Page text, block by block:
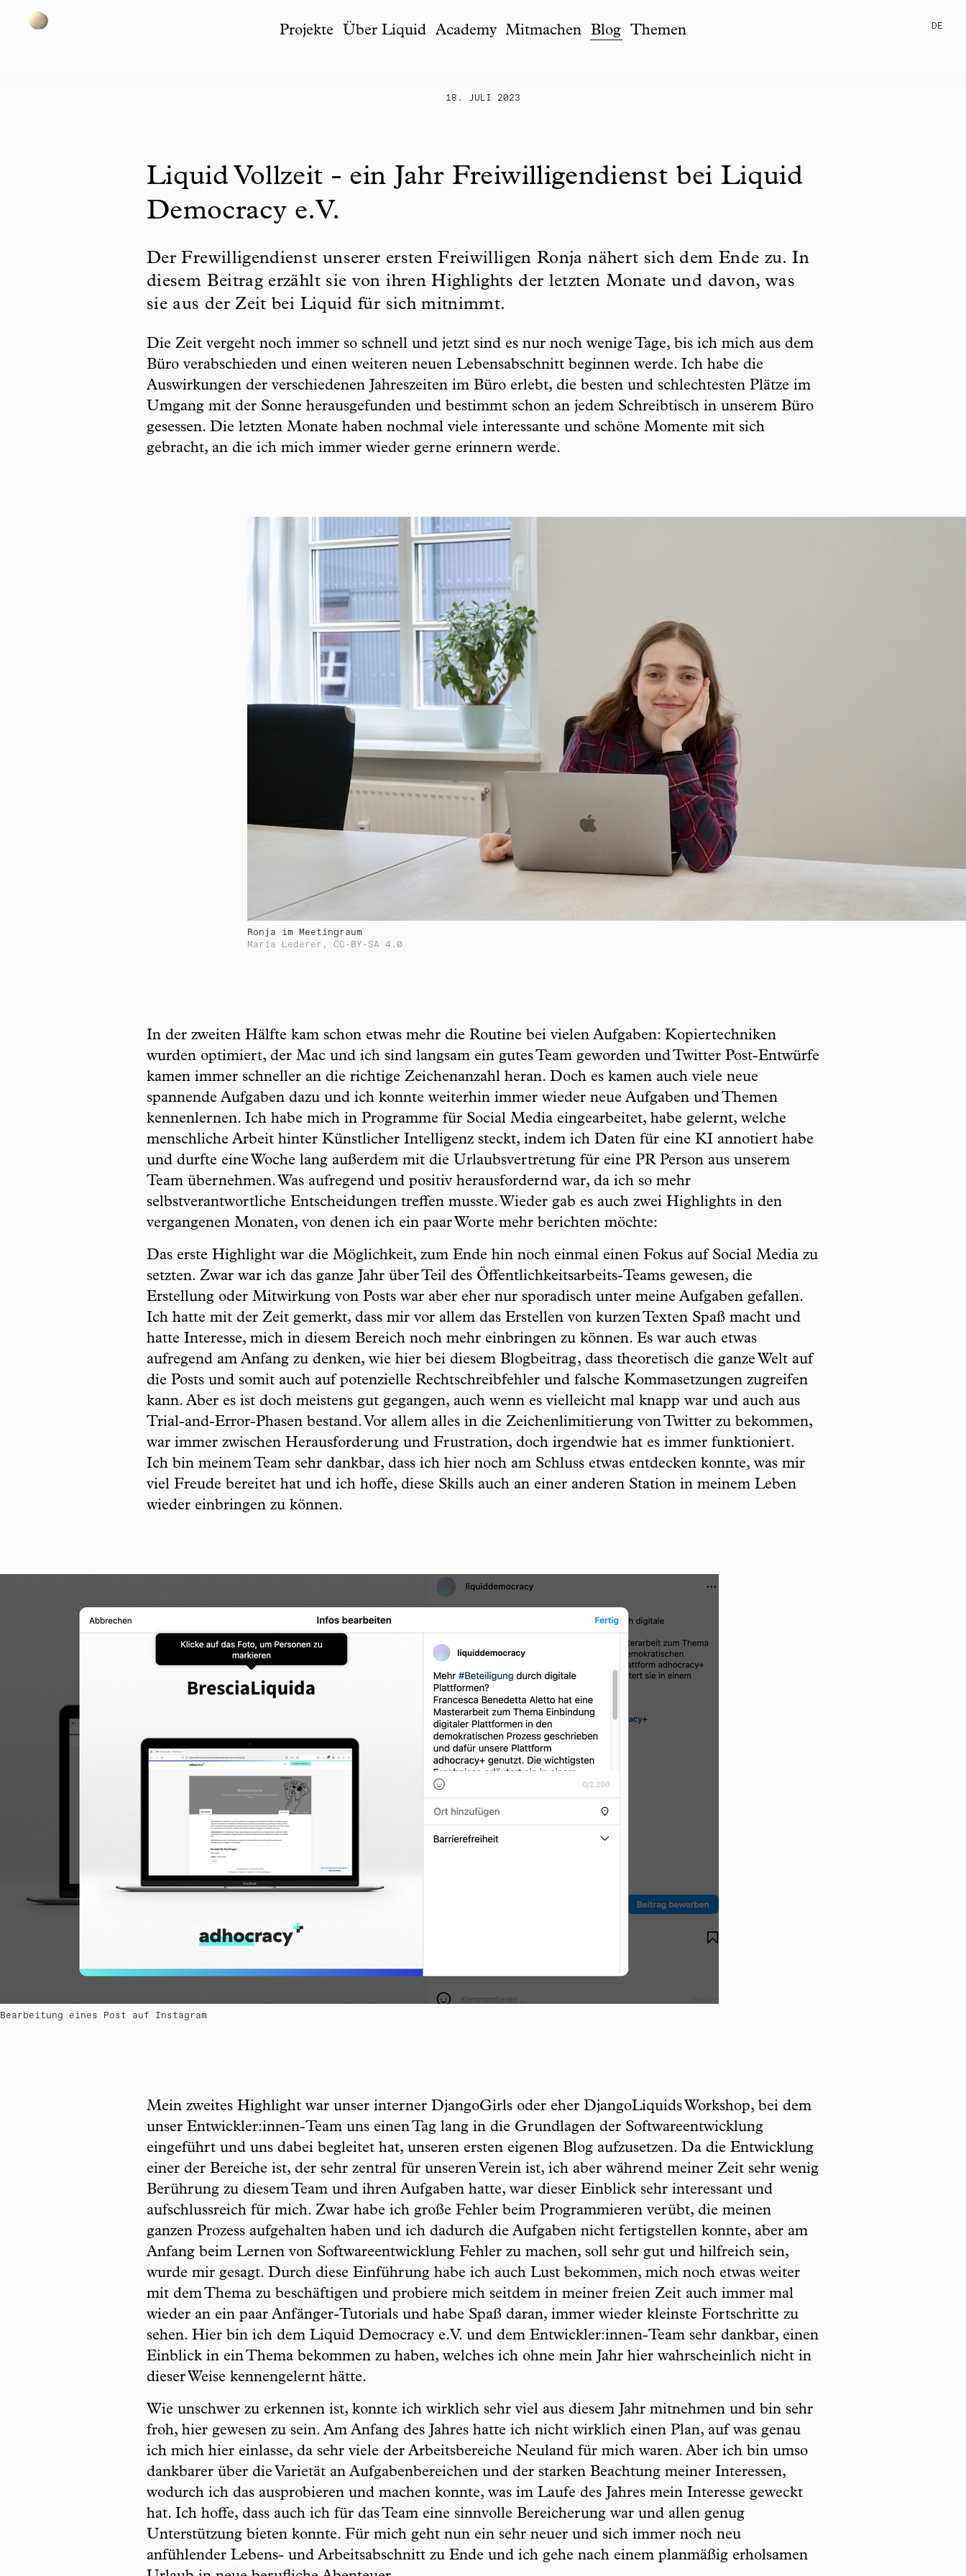
Projekte Über Liquid Academy Mitmachen Blog Themen DE
18. JULI 2023
Liquid Vollzeit - ein Jahr Freiwilligendienst bei Liquid
Democracy e.V.
Der Frewilligendienst unserer ersten Freiwilligen Ronja nähert sich dem Ende zu. In
diesem Beitrag erzählt sie von ihren Highlights der letzten Monate und davon, was
sie aus der Zeit bei Liquid für sich mitnimmt.
Die Zeit vergeht noch immer so schnell und jetzt sind es nur noch wenige Tage, bis ich mich aus dem
Büro verabschieden und einen weiteren neuen Lebensabschnitt beginnen werde. Ich habe die
Auswirkungen der verschiedenen Jahreszeiten im Büro erlebt, die besten und schlechtesten Plätze im
Umgang mit der Sonne herausgefunden und bestimmt schon an jedem Schreibtisch in unserem Büro
gesessen. Die letzten Monate haben nochmal viele interessante und schöne Momente mit sich
gebracht, an die ich mich immer wieder gerne erinnern werde.
Ronja im Meetingraum
Maria Lederer, CC-BY-SA 4.0
In der zweiten Hälfte kam schon etwas mehr die Routine bei vielen Aufgaben: Kopiertechniken
wurden optimiert, der Mac und ich sind langsam ein gutes Team geworden und Twitter Post-Entwürfe
kamen immer schneller an die richtige Zeichenanzahl heran. Doch es kamen auch viele neue
spannende Aufgaben dazu und ich konnte weiterhin immer wieder neue Aufgaben und Themen
kennenlernen. Ich habe mich in Programme für Social Media eingearbeitet, habe gelernt, welche
menschliche Arbeit hinter Künstlicher Intelligenz steckt, indem ich Daten für eine KI annotiert habe
und durfte eine Woche lang außerdem mit die Urlaubsvertretung für eine PR Person aus unserem
Team übernehmen. Was aufregend und positiv herausfordernd war, da ich so mehr
selbstverantwortliche Entscheidungen treffen musste. Wieder gab es auch zwei Highlights in den
vergangenen Monaten, von denen ich ein paar Worte mehr berichten möchte:
Das erste Highlight war die Möglichkeit, zum Ende hin noch einmal einen Fokus auf Social Media zu
setzten. Zwar war ich das ganze Jahr über Teil des Öffentlichkeitsarbeits-Teams gewesen, die
Erstellung oder Mitwirkung von Posts war aber eher nur sporadisch unter meine Aufgaben gefallen.
Ich hatte mit der Zeit gemerkt, dass mir vor allem das Erstellen von kurzen Texten Spaß macht und
hatte Interesse, mich in diesem Bereich noch mehr einbringen zu können. Es war auch etwas
aufregend am Anfang zu denken, wie hier bei diesem Blogbeitrag, dass theoretisch die ganze Welt auf
die Posts und somit auch auf potenzielle Rechtschreibfehler und falsche Kommasetzungen zugreifen
kann. Aber es ist doch meistens gut gegangen, auch wenn es vielleicht mal knapp war und auch aus
Trial-and-Error-Phasen bestand. Vor allem alles in die Zeichenlimitierung von Twitter zu bekommen,
war immer zwischen Herausforderung und Frustration, doch irgendwie hat es immer funktioniert.
Ich bin meinem Team sehr dankbar, dass ich hier noch am Schluss etwas entdecken konnte, was mir
viel Freude bereitet hat und ich hoffe, diese Skills auch an einer anderen Station in meinem Leben
wieder einbringen zu können.
Bearbeitung eines Post auf Instagram
Mein zweites Highlight war unser interner DjangoGirls oder eher DjangoLiquids Workshop, bei dem
unser Entwickler:innen-Team uns einen Tag lang in die Grundlagen der Softwareentwicklung
eingeführt und uns dabei begleitet hat, unseren ersten eigenen Blog aufzusetzen. Da die Entwicklung
einer der Bereiche ist, der sehr zentral für unseren Verein ist, ich aber während meiner Zeit sehr wenig
Berührung zu diesem Team und ihren Aufgaben hatte, war dieser Einblick sehr interessant und
aufschlussreich für mich. Zwar habe ich große Fehler beim Programmieren verübt, die meinen
ganzen Prozess aufgehalten haben und ich dadurch die Aufgaben nicht fertigstellen konnte, aber am
Anfang beim Lernen von Softwareentwicklung Fehler zu machen, soll sehr gut und hilfreich sein,
wurde mir gesagt. Durch diese Einführung habe ich auch Lust bekommen, mich noch etwas weiter
mit dem Thema zu beschäftigen und probiere mich seitdem in meiner freien Zeit auch immer mal
wieder an ein paar Anfänger-Tutorials und habe Spaß daran, immer wieder kleinste Fortschritte zu
sehen. Hier bin ich dem Liquid Democracy e.V. und dem Entwickler:innen-Team sehr dankbar, einen
Einblick in ein Thema bekommen zu haben, welches ich ohne mein Jahr hier wahrscheinlich nicht in
dieser Weise kennengelernt hätte.
Wie unschwer zu erkennen ist, konnte ich wirklich sehr viel aus diesem Jahr mitnehmen und bin sehr
froh, hier gewesen zu sein. Am Anfang des Jahres hatte ich nicht wirklich einen Plan, auf was genau
ich mich hier einlasse, da sehr viele der Arbeitsbereiche Neuland für mich waren. Aber ich bin umso
dankbarer über die Varietät an Aufgabenbereichen und der starken Beachtung meiner Interessen,
wodurch ich das ausprobieren und machen konnte, was im Laufe des Jahres mein Interesse geweckt
hat. Ich hoffe, dass auch ich für das Team eine sinnvolle Bereicherung war und allen genug
Unterstützung bieten konnte. Für mich geht nun ein sehr neuer und sich immer noch neu
anfühlender Lebens- und Arbeitsabschnitt zu Ende und ich gehe nach einem planmäßig erholsamen